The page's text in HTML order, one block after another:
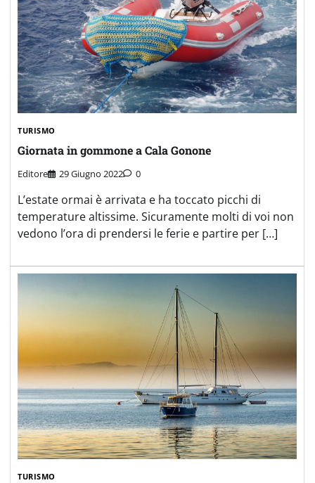
TURISMO
Giornata in gommone a Cala Gonone
Editore 29 Giugno 2022 0
L’estate ormai è arrivata e ha toccato picchi di
temperature altissime. Sicuramente molti di voi non
vedono l’ora di prendersi le ferie e partire per […]
TURISMO